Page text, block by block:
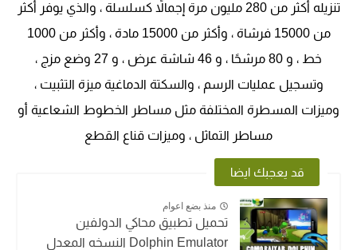
تنزيله أكثر من 280 مليون مرة إجمالاً كسلسلة ، والذي يوفر أكثر
من 15000 فرشاة ، وأكثر من 15000 مادة ، وأكثر من 1000
خط ، و 80 مرشحًا ، و 46 شاشة عرض ، و 27 وضع مزج ،
وتسجيل عمليات الرسم ، والسكتة الدماغية ميزة التثبيت ،
وميزات المسطرة المختلفة مثل مساطر الخطوط الشعاعية أو
مساطر التماثل ، وميزات قناع القطع
قد يعجبك ايضا
منذ بضع اعوام
تحميل تطبيق محاكي الدولفين
Dolphin Emulator النسخه المعدل